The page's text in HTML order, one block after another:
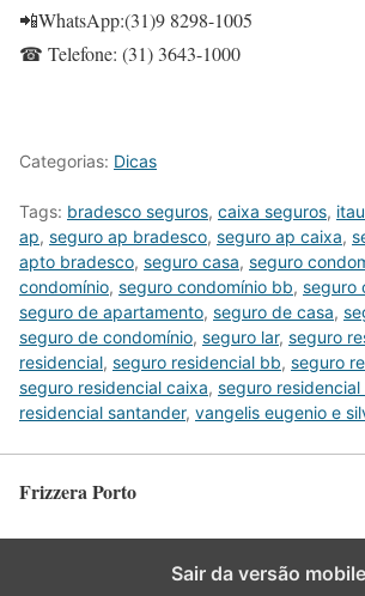
📲WhatsApp:(31)9 8298-1005
☎ Telefone: (31) 3643-1000
Categorias: Dicas
Tags: bradesco seguros, caixa seguros,
ap, seguro ap bradesco, seguro ap caixa,
apto bradesco, seguro casa, seguro
condomínio, seguro condomínio bb, seguro
seguro de apartamento, seguro de casa,
seguro de condomínio, seguro lar, seguro
residencial, seguro residencial bb, seguro
seguro residencial caixa, seguro residencial
residencial santander, vangelis eugenio e
Frizzera Porto
Sair da versão mobile